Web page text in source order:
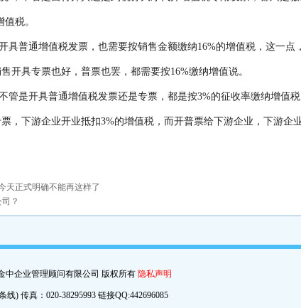
税。
具普通增值税发票，也需要按销售金额缴纳16%的增值税，这一点
开具专票也好，普票也罢，都需要按16%缴纳增值说。
管是开具普通增值税发票还是专票，都是按3%的征收率缴纳增值
，下游企业开业抵扣3%的增值税，而开普票给下游企业，下游企
天正式明确不能再这样了
？
中企业管理顾问有限公司 版权所有 隐私声明
线) 传真：020-38295993 链接QQ:442696085